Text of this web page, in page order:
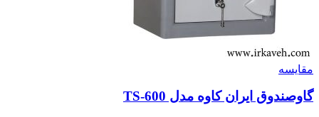
مقايسه
گاوصندوق ایران کاوه مدل TS-600